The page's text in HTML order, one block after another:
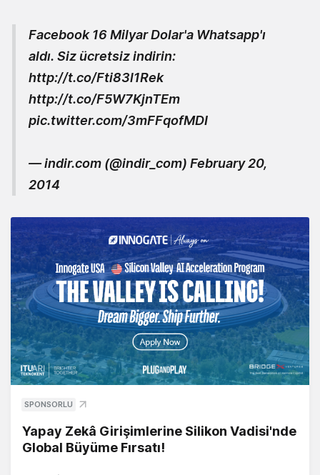
Facebook 16 Milyar Dolar'a Whatsapp'ı
aldı. Siz ücretsiz indirin:
http://t.co/Fti83l1Rek
http://t.co/F5W7KjnTEm
pic.twitter.com/3mFFqofMDI
— indir.com (@indir_com) February 20,
2014
SPONSORLU
Yapay Zekâ Girişimlerine Silikon Vadisi'nde
Global Büyüme Fırsatı!